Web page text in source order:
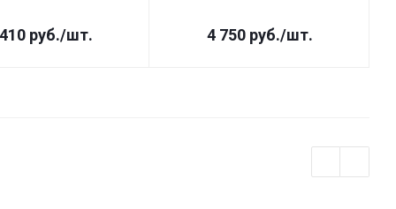
руб./шт. 4 750руб./шт.